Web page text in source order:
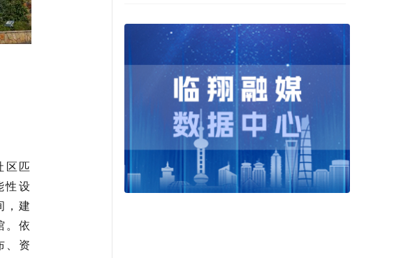
区匹
性设
，建
。依
、资